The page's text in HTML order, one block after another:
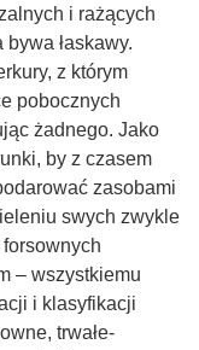
i rażących
łaskawy.
z którym
pobocznych
żadnego. Jako
by z czasem
zasobami
swych zwykle
– wszystkiemu
i klasyfikacji
trwałe-